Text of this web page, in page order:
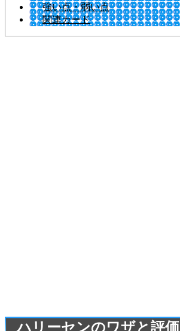
強い点・弱い点
関連カード
ハリーセンのワザと評価